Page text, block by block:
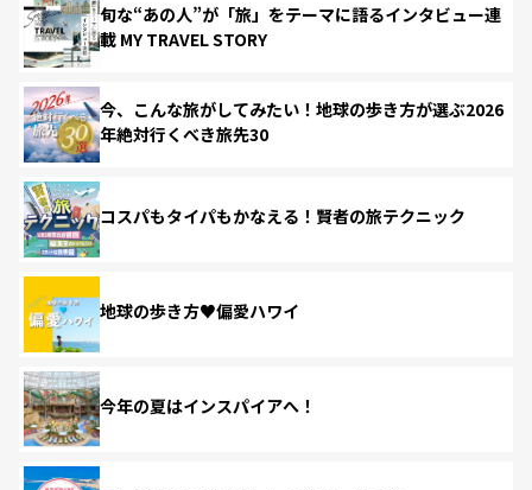
旬な“あの人”が「旅」をテーマに語るインタビュー連
載 MY TRAVEL STORY
今、こんな旅がしてみたい！地球の歩き方が選ぶ2026
年絶対行くべき旅先30
コスパもタイパもかなえる！賢者の旅テクニック
地球の歩き方♥偏愛ハワイ
今年の夏はインスパイアへ！